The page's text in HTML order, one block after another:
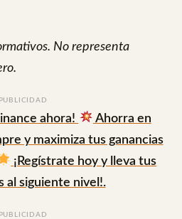
No representa
PUBLICIDAD
ahora!
Ahorra en
y maximiza tus ganancias
¡Regístrate hoy y lleva tus
al siguiente nivel!.
PUBLICIDAD